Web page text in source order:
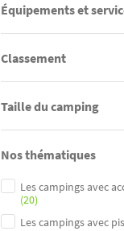
Équipements et
Classement
Taille du camping
Nos thématiques
Les campings avec
(20)
Les campings avec